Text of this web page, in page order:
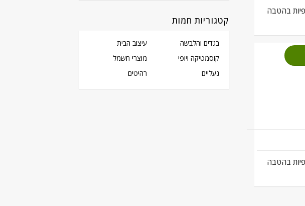
קטגוריות חמות
בגדים והלבשה
עיצוב הבית
קוסמטיקה ויופי
מוצרי חשמל
נעליים
רהיטים